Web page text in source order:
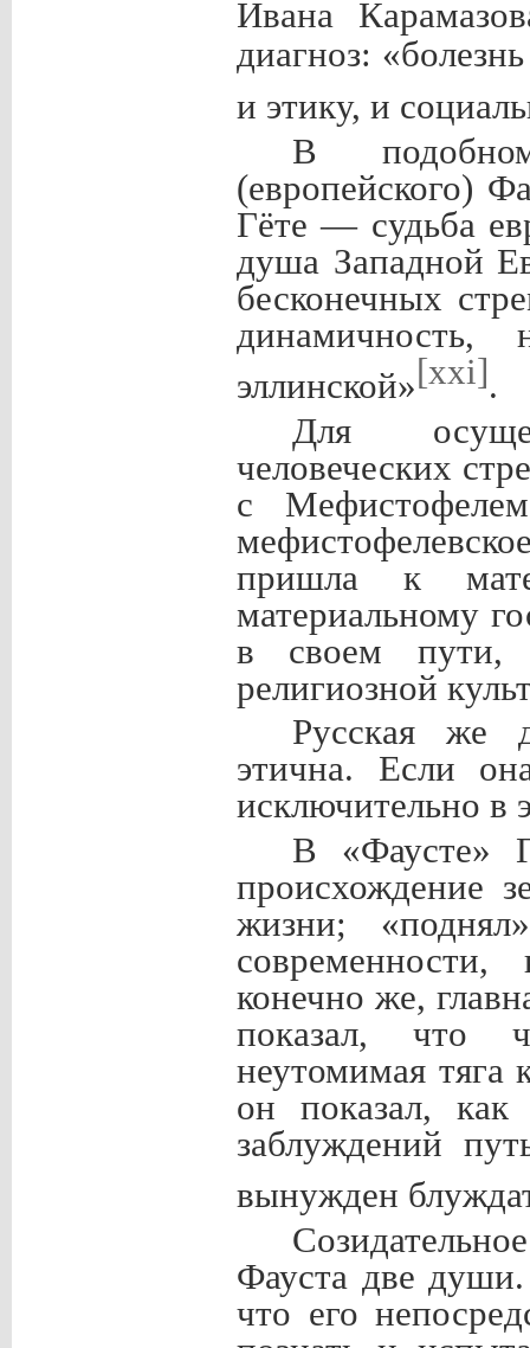
Ивана
диагноз:
и этику, и
В
(европейского)
Гёте — судьба
душа Западной
бесконечных
эллинской»[xxi].
Для
человеческих
с
пришла к
материальному
в своем пути,
религиозной
Русская же
этична. Если
исключительно в
В «Фаусте»
происхождение
жизни;
конечно же,
показал, что
неутомимая
он показал,
заблуждений
вынужден
Фауста две
что его